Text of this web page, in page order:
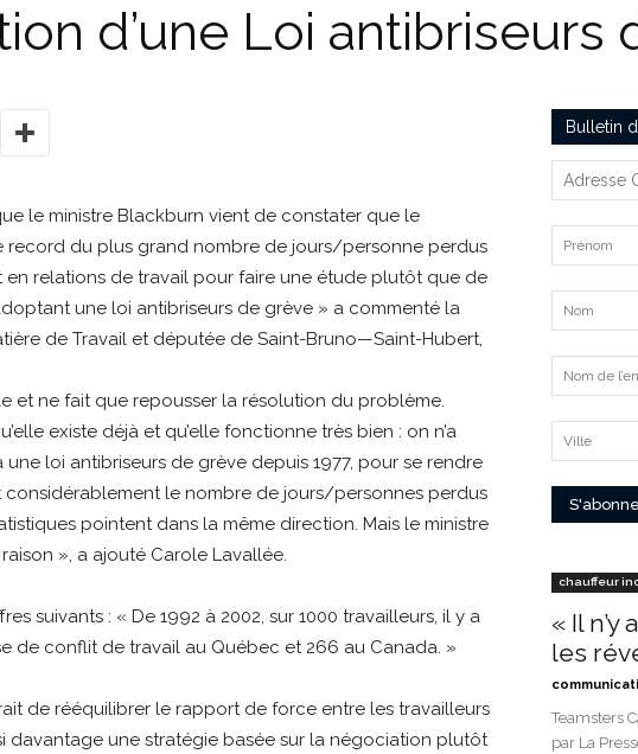
Canada
d’une Loi antibriseurs
le ministre Blackburn vient de constater que le
record du plus grand nombre de jours/personne perdus
relations de travail pour faire une étude plutôt que de
une loi antibriseurs de grève » a commenté la
de Travail et députée de Saint-Bruno—Saint-Hubert,
et ne fait que repousser la résolution du problème.
existe déjà et qu’elle fonctionne très bien : on n’a
loi antibriseurs de grève depuis 1977, pour se rendre
le nombre de jours/personnes perdus
pointent dans la même direction. Mais le ministre
», a ajouté Carole Lavallée.
suivants : « De 1992 à 2002, sur 1000 travailleurs, il y a
de conflit de travail au Québec et 266 au Canada. »
de rééquilibrer le rapport de force entre les travailleurs
davantage une stratégie basée sur la négociation plutôt
Bulletin
chauffeur
« Il
les
Teamsters
par La